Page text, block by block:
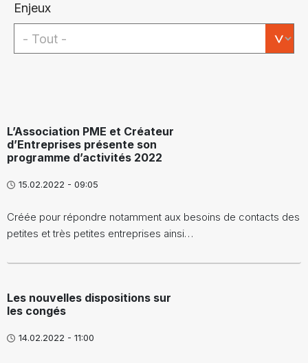
Enjeux
L’Association PME et Créateur
d’Entreprises présente son
programme d’activités 2022
15.02.2022 - 09:05
Créée pour répondre notamment aux besoins de contacts des
petites et très petites entreprises ainsi…
Les nouvelles dispositions sur
les congés
14.02.2022 - 11:00